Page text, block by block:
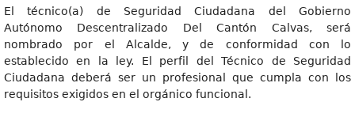
El técnico(a) de Seguridad Ciudadana del Gobierno
Autónomo Descentralizado Del Cantón Calvas, será
nombrado por el Alcalde, y de conformidad con lo
establecido en la ley. El perfil del Técnico de Seguridad
Ciudadana deberá ser un profesional que cumpla con los
requisitos exigidos en el orgánico funcional.